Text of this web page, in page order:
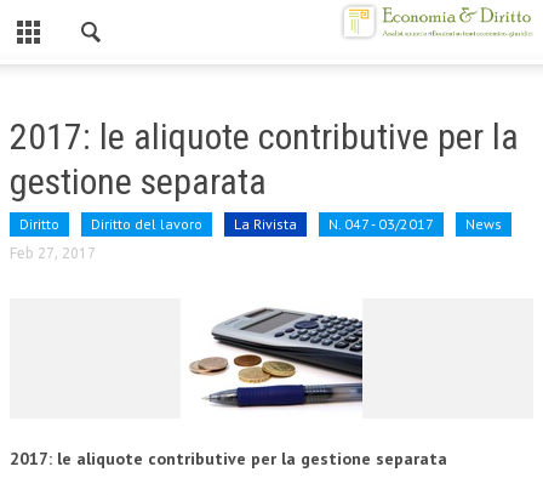
CHI SIAMO
CONTATTI
ATTO COSTITUTIVO E STATUTO
2017: le aliquote contributive per la
gestione separata
Diritto Diritto del lavoro La Rivista N. 047 - 03/2017 News
Feb 27, 2017
2017: le aliquote contributive per la gestione separata